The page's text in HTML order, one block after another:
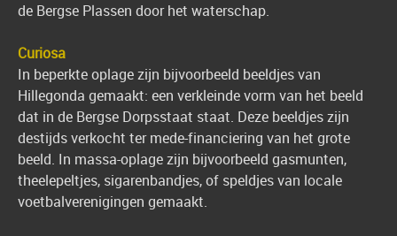
de Bergse Plassen door het waterschap.
Curiosa
In beperkte oplage zijn bijvoorbeeld beeldjes van
Hillegonda gemaakt: een verkleinde vorm van het beeld
dat in de Bergse Dorpsstaat staat. Deze beeldjes zijn
destijds verkocht ter mede-financiering van het grote
beeld. In massa-oplage zijn bijvoorbeeld gasmunten,
theelepeltjes, sigarenbandjes, of speldjes van locale
voetbalverenigingen gemaakt.